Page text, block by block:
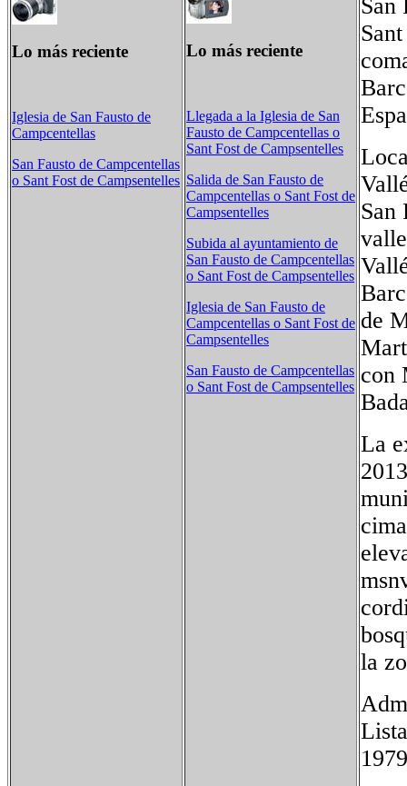
Lo más reciente
Iglesia de San Fausto de
Campcentellas
San Fausto de Campcentellas
o Sant Fost de Campsentelles
Lo más reciente
Llegada a la Iglesia de San
Fausto de Campcentellas o
Sant Fost de Campsentelles
Salida de San Fausto de
Campcentellas o Sant Fost de
Campsentelles
Subida al ayuntamiento de
San Fausto de Campcentellas
o Sant Fost de Campsentelles
Iglesia de San Fausto de
Campcentellas o Sant Fost de
Campsentelles
San Fausto de Campcentellas
o Sant Fost de Campsentelles
San
San
de
con
La
la